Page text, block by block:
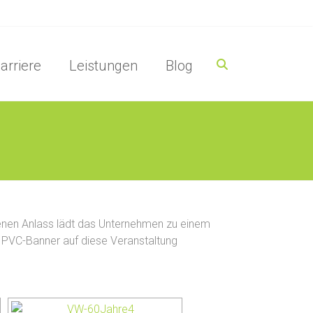
Leistungen Blog
Anlass lädt das Unternehmen zu einem
Banner auf diese Veranstaltung